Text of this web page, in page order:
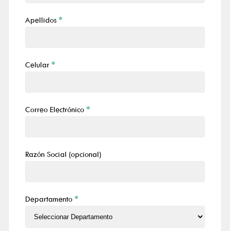
Apellidos *
Celular *
Correo Electrónico *
Razón Social (opcional)
Departamento *